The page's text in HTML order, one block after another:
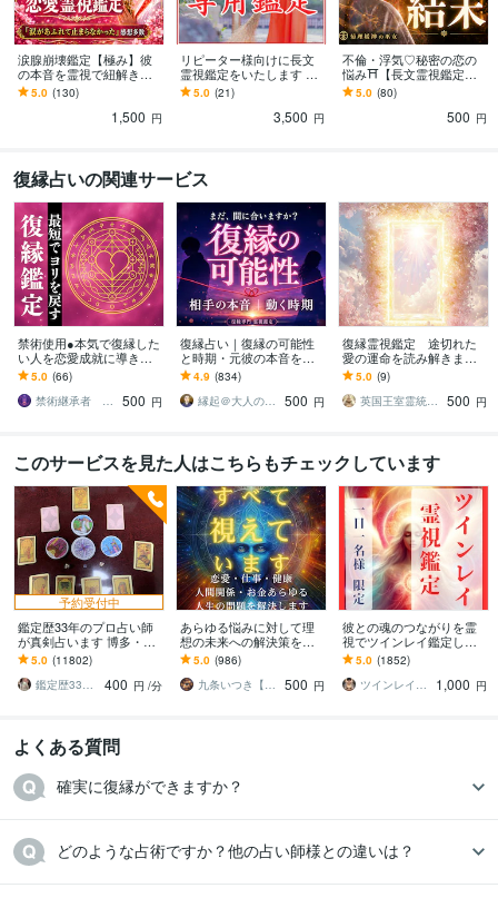
涙腺崩壊鑑定【極み】彼
の本音を霊視で紐解きま
す 不倫・婚外恋愛・年の
差…誰にも相談できない
恋を成就へ導く霊視
5.0 (130)
1,500 円
リピーター様向けに長文
霊視鑑定をいたします 恋
愛/結婚/復縁/LINEブロッ
ク解除/金運上昇/お仕事運
5.0 (21)
3,500 円
不倫・浮気♡秘密の恋の
悩み⛩【長文霊視鑑定】
します 不倫/恋愛霊視/相手
の気持ち/復縁/あなたを好
5.0 (80)
500 円
復縁占いの関連サービス
禁術使用●本気で復縁した
い人を恋愛成就に導きま
す 音信不通やLINEブロッ
ク/未読/既読スルーを霊視
し成就まで
5.0 (66)
禁術継承者 龍空（リューク）
500 円
復縁占い｜復縁の可能性
と時期・元彼の本音を視
ます 音信不通・ブロック
中でも、本音とご縁を視
て復縁成就へ導きます
4.9 (834)
縁起＠大人の恋愛占い師
500 円
復縁霊視鑑定 途切れた
愛の運命を読み解きます
離れた愛の未来を霊視
し、絆を取り戻す導きを
【初回限定価格】
5.0 (9)
英国王室霊統の結び手 SUMIRE
500 円
このサービスを見た人はこちらもチェックしています
予約受付中
鑑定歴33年のプロ占い師
が真剣占います 博多・廓
屋の純血統占い祈願師
雷鳥
5.0 (11802)
鑑定歴33年のプロ占い師 雷鳥
400 円 /分
あらゆる悩みに対して理
想の未来への解決策を授
けます 人生が上手くいか
ないと悩んでいる人に未
来を好転させる魂の導き
5.0 (986)
九条いつき【高次元宇宙霊視師】
500 円
彼との魂のつながりを霊
視でツインレイ鑑定しま
す 気になる彼とつながる
ことができるのか鑑定し
ます
5.0 (1852)
ツインレイ縁結び専門鑑定士✢神結シオン✢
1,000 円
よくある質問
確実に復縁ができますか？